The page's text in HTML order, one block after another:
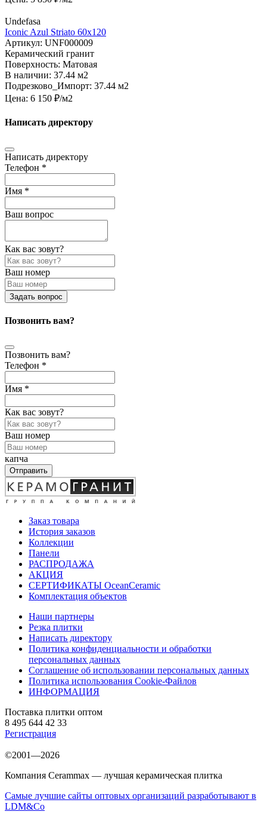
Undefasa
Iconic Azul Striato 60х120
Артикул: UNF000009
Керамический гранит
Поверхность: Матовая
В наличии: 37.44 м2
Подрезково_Импорт: 37.44 м2
Цена: 6 150 ₽/м2
Написать директору
Написать директору
Телефон *
Имя *
Ваш вопрос
Как вас зовут?
Ваш номер
Задать вопрос
Позвонить вам?
Позвонить вам?
Телефон *
Имя *
Как вас зовут?
Ваш номер
капча
Отправить
Заказ товара
История заказов
Коллекции
Панели
РАСПРОДАЖА
АКЦИЯ
СЕРТИФИКАТЫ OceanCeramic
Комплектация объектов
Наши партнеры
Резка плитки
Написать директору
Политика конфиденциальности и обработки
персональных данных
Соглашение об использовании персональных данных
Политика использования Cookie-Файлов
ИНФОРМАЦИЯ
Поставка плитки оптом
8 495 644 42 33
Регистрация
©2001—2026
Компания Cerammax — лучшая керамическая плитка
Самые лучшие сайты оптовых организаций разработывают в
LDM&Co